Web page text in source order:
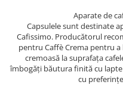
Aparate de
Capsulele sunt destinate
Cafissimo. Producătorul
pentru Caffè Crema pentru a
cremoasă la suprafața
îmbogăți băutura finită cu
cu